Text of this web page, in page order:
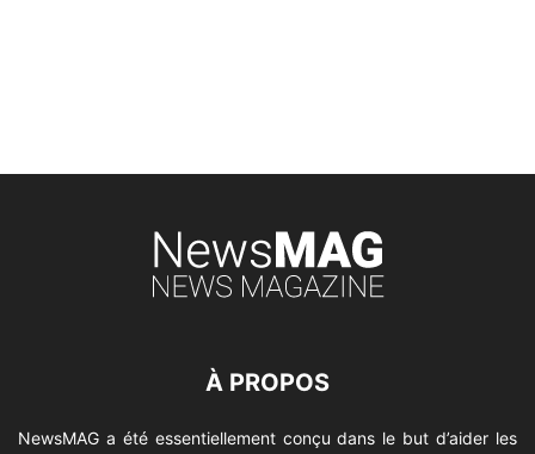
À PROPOS
NewsMAG a été essentiellement conçu dans le but d’aider les